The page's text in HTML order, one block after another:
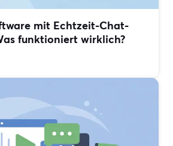
mit Echtzeit-Chat-
funktioniert wirklich?